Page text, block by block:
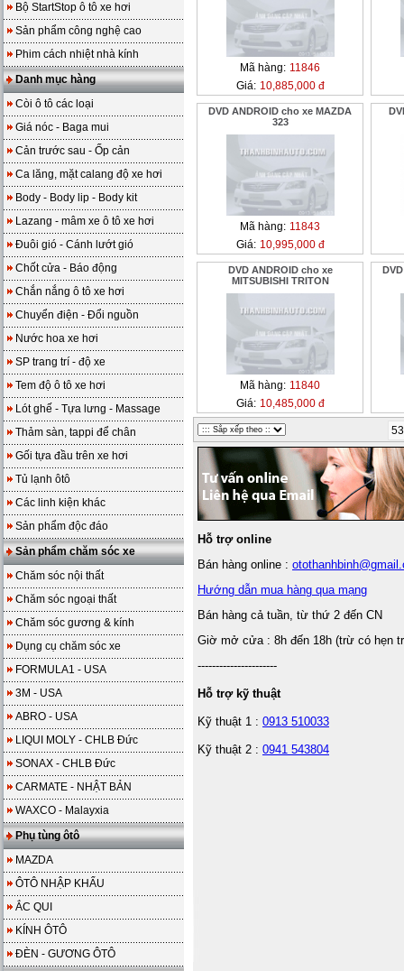
Bộ StartStop ô tô xe hơi
Sản phẩm công nghệ cao
Phim cách nhiệt nhà kính
Danh mục hàng
Còi ô tô các loại
Giá nóc - Baga mui
Cản trước sau - Ốp cản
Ca lăng, mặt calang độ xe hơi
Body - Body lip - Body kit
Lazang - mâm xe ô tô xe hơi
Đuôi gió - Cánh lướt gió
Chốt cửa - Báo động
Chắn nắng ô tô xe hơi
Chuyển điện - Đổi nguồn
Nước hoa xe hơi
SP trang trí - độ xe
Tem độ ô tô xe hơi
Lót ghế - Tựa lưng - Massage
Thảm sàn, tappi để chân
Gối tựa đầu trên xe hơi
Tủ lạnh ôtô
Các linh kiện khác
Sản phẩm độc đáo
Sản phẩm chăm sóc xe
Chăm sóc nội thất
Chăm sóc ngoại thất
Chăm sóc gương & kính
Dụng cụ chăm sóc xe
FORMULA1 - USA
3M - USA
ABRO - USA
LIQUI MOLY - CHLB Đức
SONAX - CHLB Đức
CARMATE - NHẬT BẢN
WAXCO - Malayxia
Phụ tùng ôtô
MAZDA
ÔTÔ NHẬP KHẨU
ẮC QUI
KÍNH ÔTÔ
ĐÈN - GƯƠNG ÔTÔ
Mã hàng: 11846
Giá: 10,885,000 đ
DVD ANDROID cho xe MAZDA
323
Mã hàng: 11843
Giá: 10,995,000 đ
DVD ANDROID cho xe
MITSUBISHI TRITON
Mã hàng: 11840
Giá: 10,485,000 đ
Hỗ trợ online
Bán hàng online :
Hướng dẫn mua hàng qua mạng
Bán hàng cả tuần, từ thứ 2 đến CN
Giờ mở cửa : 8h đến 18h (trừ có hẹn
----------------------
Hỗ trợ kỹ thuật
Kỹ thuật 1 : 0913 510033
Kỹ thuật 2 : 0941 543804